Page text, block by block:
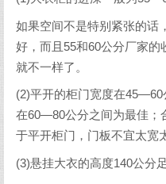
如果空间不是特别紧张的话
好，而且55和60公分厂家
就不一样了。
(2)平开的柜门宽度在
在60—80公分之间为最佳；
于平开柜门，门板不宜太宽
(3)悬挂大衣的高度140公分